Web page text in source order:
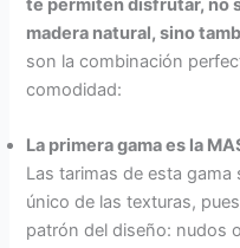
te permiten disfrutar, no
madera natural, sino
son la combinación
comodidad:
La primera gama es la
Las tarimas de esta
único de las texturas,
patrón del diseño: nudos